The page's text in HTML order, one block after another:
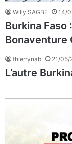
Willy SAGBE 14/
Burkina Faso
Bonaventure
thierrynab 21/05/
L’autre